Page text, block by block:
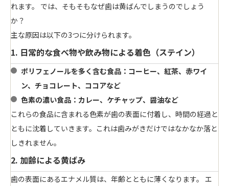
れます。 では、そもそもなぜ歯は黄ばんでしまうのでしょう
か？
主な原因は以下の3つに分けられます。
1. 日常的な食べ物や飲み物による着色（ステイン）
ポリフェノールを多く含む食品 ：コーヒー、紅茶、赤ワイ
ン、チョコレート、ココアなど
色素の濃い食品 ：カレー、ケチャップ、醤油など
これらの食品に含まれる色素が歯の表面に付着し、時間の経過と
ともに沈着していきます。これは歯みがきだけではなかなか落と
しきれません。
2. 加齢による黄ばみ
歯の表面にあるエナメル質は、年齢とともに薄くなります。 エ